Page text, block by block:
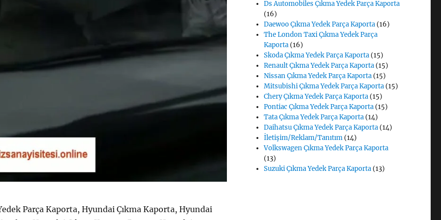
Parça Kaporta, Hyundai Çıkma Kaporta, Hyundai
Ds Automobiles Çıkma Yedek Parça Kaporta
(16)
Daewoo Çıkma Yedek Parça Kaporta (16)
The London Taxi Çıkma Yedek Parça
Kaporta (16)
Skoda Çıkma Yedek Parça Kaporta (15)
Renault Çıkma Yedek Parça Kaporta (15)
Nissan Çıkma Yedek Parça Kaporta (15)
Mitsubishi Çıkma Yedek Parça Kaporta (15)
Chery Çıkma Yedek Parça Kaporta (15)
Pontiac Çıkma Yedek Parça Kaporta (15)
Tata Çıkma Yedek Parça Kaporta (14)
Daihatsu Çıkma Yedek Parça Kaporta (14)
İletişim/Reklam/Tanıtım (14)
Volkswagen Çıkma Yedek Parça Kaporta
(13)
Suzuki Çıkma Yedek Parça Kaporta (13)